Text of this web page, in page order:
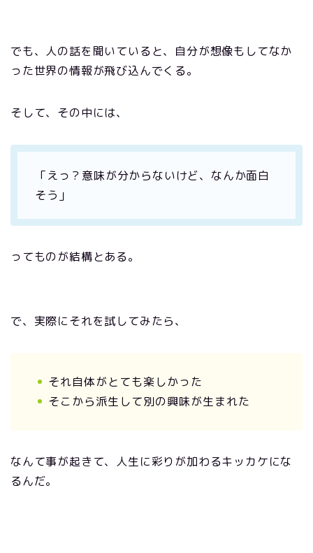
でも、人の話を聞いていると、自分が想像もしてなか
った世界の情報が飛び込んでくる。
そして、その中には、
「えっ？意味が分からないけど、なんか面白
そう」
ってものが結構とある。
で、実際にそれを試してみたら、
それ自体がとても楽しかった
そこから派生して別の興味が生まれた
なんて事が起きて、人生に彩りが加わるキッカケにな
るんだ。